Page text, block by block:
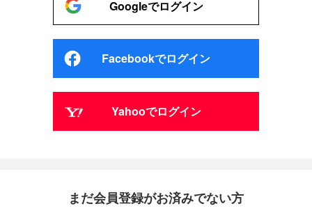
Googleでログイン
Facebookでログイン
Yahooでログイン
まだ会員登録がお済みでない方